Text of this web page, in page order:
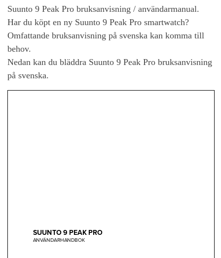
Suunto 9 Peak Pro bruksanvisning / användarmanual.
Har du köpt en ny Suunto 9 Peak Pro smartwatch?
Omfattande bruksanvisning på svenska kan komma till
behov.
Nedan kan du bläddra Suunto 9 Peak Pro bruksanvisning
på svenska.